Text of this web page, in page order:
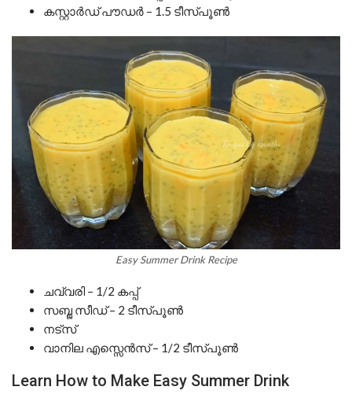
കസ്റ്റാർഡ് പൗഡർ – 1.5 ടീസ്പൂൺ
Easy Summer Drink Recipe
ചവ്വരി – 1/2 കപ്പ്
സബ്ജ സീഡ് – 2 ടീസ്പൂൺ
നട്സ്
വാനില എസ്സെൻസ് – 1/2 ടീസ്പൂൺ
Learn How to Make Easy Summer Drink